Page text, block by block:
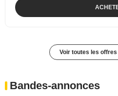
Voir toutes les offres
Bandes-annonces